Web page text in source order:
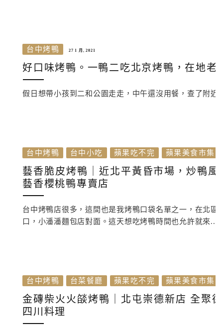
台中烤鴨 27 1 月, 2021
好口味烤鴨。一鴨二吃北京烤鴨，在地老
假日想帶小孩到二和公園走走，中午還沒用餐，查了附
台中烤鴨 台中小吃 蘋果吃不完 蘋果美食市集
藝香脆皮烤鴨｜近北平黃昏市場，炒鴨
藝香櫻桃鴨專賣店
台中烤鴨店很多，這間也是我烤鴨口袋名單之一，在北
口，小潘潘麵包店對面。這天想吃烤鴨時間也允許就來...
台中烤鴨 台菜餐廳 蘋果吃不完 蘋果美食市集
金磚柴火火燄烤鴨｜北屯崇德新店 全聚
四川料理